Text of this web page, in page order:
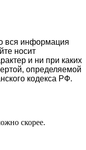
вся информация
носит
и ни при каких
определяемой
кодекса РФ.
скорее.